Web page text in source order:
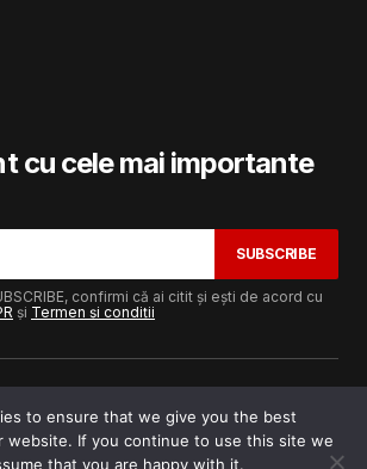
cu cele mai importante
SUBSCRIBE
confirmi că ai citit și ești de acord cu
și Termen și condiții
Lugojeanul.ro· Toate drepturile
dePower Media FX
to ensure that we give you the best
website. If you continue to use this site we
that you are happy with it.